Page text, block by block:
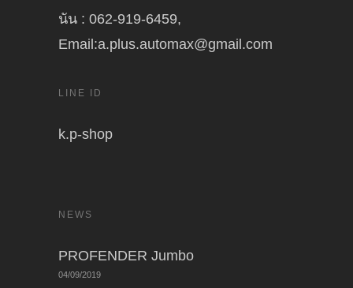
นัน : 062-919-6459,
Email:a.plus.automax@gmail.com
LINE ID
k.p-shop
NEWS
PROFENDER Jumbo
04/09/2019